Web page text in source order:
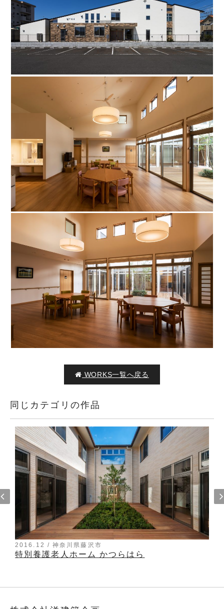
WORKS一覧へ戻る
同じカテゴリの作品
2016.12 / 神奈川県藤沢市
特別養護老人ホーム かつらはら